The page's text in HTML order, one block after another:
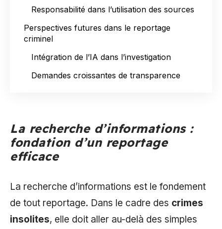
Responsabilité dans l’utilisation des sources
Perspectives futures dans le reportage
criminel
Intégration de l’IA dans l’investigation
Demandes croissantes de transparence
La recherche d’informations :
fondation d’un reportage
efficace
La recherche d’informations est le fondement
de tout reportage. Dans le cadre des crimes
insolites, elle doit aller au-delà des simples